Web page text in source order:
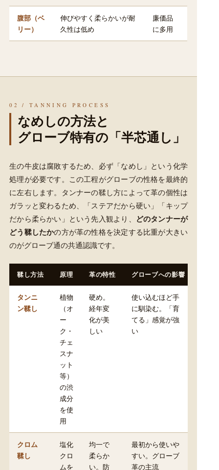
腹部（ベ
リー）
伸びやすく柔らかいが耐
久性は低め
廉価品
に多用
02 / TANNING PROCESS
なめしの方法と
グローブ特有の「半芯通し」
生の牛皮は腐敗するため、必ず「なめし」という化学
処理が必要です。この工程がグローブの性格を最終的
に左右します。タンナーの鞣し方によって革の個性は
ガラッと変わるため、「ステアだから硬い」「キップ
だから柔らかい」という先入観より、
どのタンナーが
どう鞣したかの方が革の性格を決定する比重が大きい
のがグローブ通の共通認識です。
鞣し方法 原理 革の特性 グローブへの影響
タンニ
ン鞣し
植物
（オ
ー
ク・
チェ
スナ
ット
等）
の渋
成分
を使
用
硬め。
経年変
化が美
しい
使い込むほど手
に馴染む。「育
てる」感覚が強
い
クロム
鞣し
塩化
クロ
ムを
均一で
柔らか
い。防
最初から使いや
すい。グローブ
革の主流